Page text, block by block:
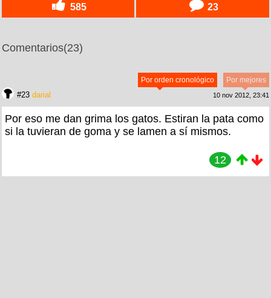
585 23
Comentarios(23)
Por mejores
Por orden cronológico
#23 darial 10 nov 2012, 23:41
Por eso me dan grima los gatos. Estiran la pata como
si la tuvieran de goma y se lamen a sí mismos.
12